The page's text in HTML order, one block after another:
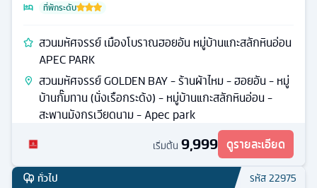
ที่พักระดับ
สวนมหัศจรรย์ เมืองโบราณฮอยอัน หมู่บ้านแกะสลักหินอ่อน
APEC PARK
สวนมหัศจรรย์ GOLDEN BAY - ร้านผ้าไหม - ฮอยอัน - หมู่
บ้านกั๊มทาน (นั่งเรือกระด้ง) - หมู่บ้านแกะสลักหินอ่อน -
สะพานมังกรเวียดนาม - Apec park
เริ่มต้น 9,999 ดูรายละเอียด
ทั่วไป รหัส22975